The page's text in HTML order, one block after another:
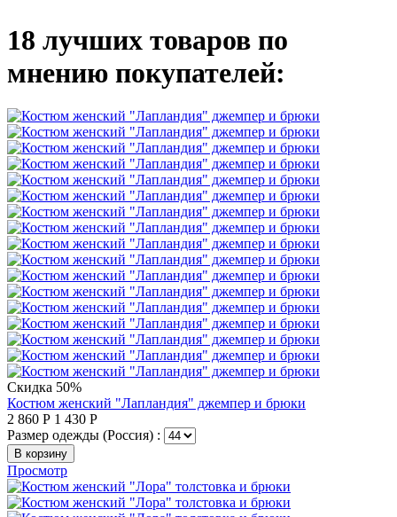
18 лучших товаров по
мнению покупателей:
Скидка 50%
Костюм женский "Лапландия" джемпер и брюки
2 860 Р 1 430 Р
Размер одежды (Россия) :
В корзину
Просмотр